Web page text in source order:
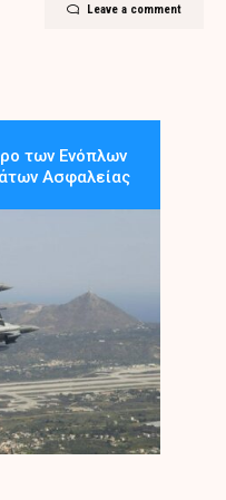
Leave a comment
των Ενόπλων
Ασφαλείας